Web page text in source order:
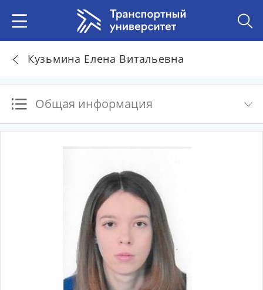
Кузьмина Елена Витальевна
Общая информация